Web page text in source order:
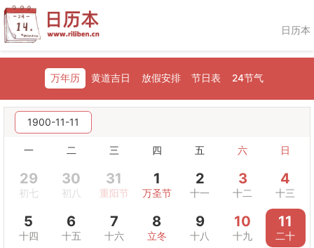
日历本
万年历 黄道吉日 放假安排 节日表 24节气
1900-11-11
一 二 三 四 五 六 日
29
初七
30
初八
31
重阳节
1
万圣节
2
十一
3
十二
4
十三
5
十四
6
十五
7
十六
8
立冬
9
十八
10
十九
11
二十